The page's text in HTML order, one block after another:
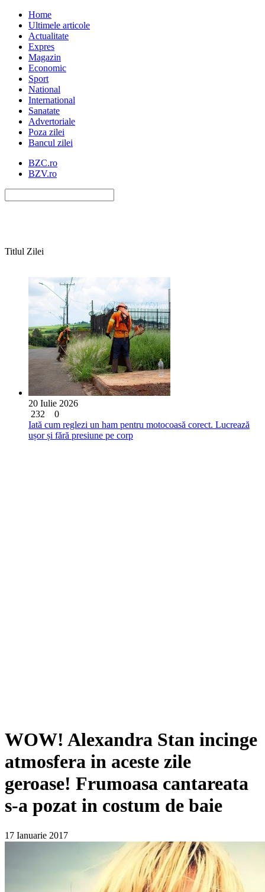
Home
Ultimele articole
Actualitate
Expres
Magazin
Economic
Sport
National
International
Sanatate
Advertoriale
Poza zilei
Bancul zilei
BZC.ro
BZV.ro
Titlul Zilei
20 Iulie 2026
232
0
Iată cum reglezi un ham pentru motocoasă corect. Lucrează
ușor și fără presiune pe corp
WOW! Alexandra Stan incinge
atmosfera in aceste zile
geroase! Frumoasa cantareata
s-a pozat in costum de baie
17 Ianuarie 2017